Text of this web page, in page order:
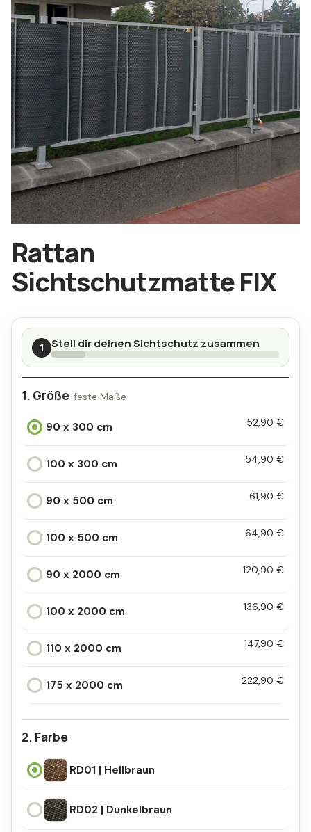
Rattan
Sichtschutzmatte FIX
1 Stell dir deinen Sichtschutz zusammen
Größe
90 x 300 cm 52,90 €
100 x 300 cm 54,90 €
90 x 500 cm 61,90 €
100 x 500 cm 64,90 €
90 x 2000 cm 120,90 €
100 x 2000 cm 136,90 €
110 x 2000 cm 147,90 €
175 x 2000 cm 222,90 €
Farbe
RD01 | Hellbraun
RD02 | Dunkelbraun